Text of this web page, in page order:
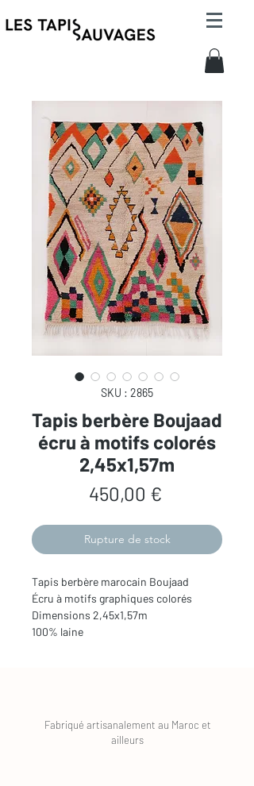
SKU : 2865
Tapis berbère Boujaad
écru à motifs colorés
2,45x1,57m
450,00 €Prix
Rupture de stock
Tapis berbère marocain Boujaad
Écru à motifs graphiques colorés
Dimensions 2,45x1,57m
100% laine
Fabriqué artisanalement au Maroc et
ailleurs